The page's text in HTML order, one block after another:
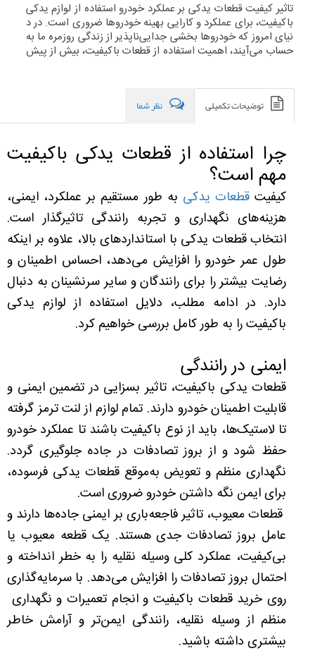
تاثیر کیفیت قطعات یدکی بر عملکرد خودرو استفاده از لوازم یدکی
باکیفیت، برای عملکرد و کارایی بهینه خودروها ضروری است. در د
نیای امروز که خودروها بخشی جدایی‌ناپذیر از زندگی روزمره ما به
حساب می‌آیند، اهمیت استفاده از قطعات باکیفیت، بیش از پیش
توضیحات تکمیلی نظر شما
چرا استفاده از قطعات یدکی باکیفیت
مهم است؟
کیفیتقطعات یدکی به طور مستقیم بر عملکرد، ایمنی،
هزینه‌های نگهداری و تجربه رانندگی تاثیرگذار است.
انتخاب قطعات یدکی با استانداردهای بالا، علاوه بر اینکه
طول عمر خودرو را افزایش می‌دهد، احساس اطمینان و
رضایت بیشتر را برای رانندگان و سایر سرنشینان به دنبال
دارد. در ادامه مطلب، دلایل استفاده از لوازم یدکی
باکیفیت را به طور کامل بررسی خواهیم کرد.
ایمنی در رانندگی
قطعات یدکی باکیفیت، تاثیر بسزایی در تضمین ایمنی و
قابلیت اطمینان خودرو دارند. تمام لوازم از لنت ترمز گرفته
تا لاستیک‌ها، باید از نوع باکیفیت باشند تا عملکرد خودرو
حفظ شود و از بروز تصادفات در جاده جلوگیری گردد.
نگهداری منظم و تعویض به‌موقع قطعات یدکی فرسوده،
برای ایمن نگه داشتن خودرو ضروری است.
قطعات معیوب، تاثیر فاجعه‌باری بر ایمنی جاده‌ها دارند و
عامل بروز تصادفات جدی هستند. یک قطعه معیوب یا
بی‌کیفیت، عملکرد کلی وسیله نقلیه را به خطر انداخته و
احتمال بروز تصادفات را افزایش می‌دهد. با سرمایه‌گذاری
روی خرید قطعات باکیفیت و انجام تعمیرات و نگهداری
منظم از وسیله نقلیه، رانندگی ایمن‌تر و آرامش خاطر
بیشتری داشته باشید.